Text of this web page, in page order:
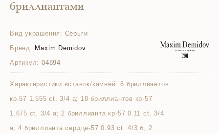
бриллиантами
Вид украшения: Серьги
Бренд: Maxim Demidov
Артикул: 04894
Характеристики вставок/камней: 6 бриллиантов
кр-57 1.555 ct. 3/4 а; 18 бриллиантов кр-57
1.675 ct. 3/4 а; 2 бриллианта кр-57 0.11 ct. 3/4
а; 4 бриллианта сердце-57 0.93 ct. 4/3 б; 2